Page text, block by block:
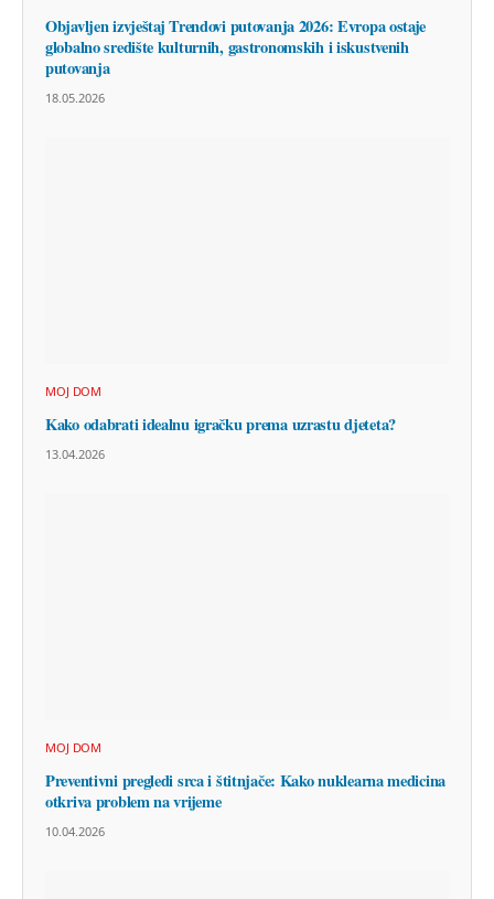
Objavljen izvještaj Trendovi putovanja 2026: Evropa ostaje
globalno središte kulturnih, gastronomskih i iskustvenih
putovanja
18.05.2026
MOJ DOM
Kako odabrati idealnu igračku prema uzrastu djeteta?
13.04.2026
MOJ DOM
Preventivni pregledi srca i štitnjače: Kako nuklearna medicina
otkriva problem na vrijeme
10.04.2026